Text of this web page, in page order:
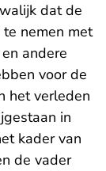
dat de
nemen met
en andere
voor de
het verleden
in
kader van
de vader